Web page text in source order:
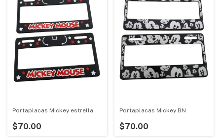
Portaplacas Mickey estrella
$70.00
Portaplacas Mickey BN
$70.00